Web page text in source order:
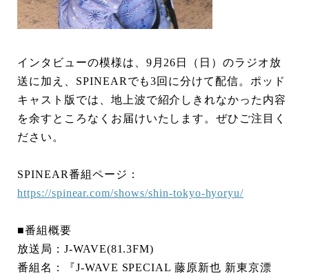
インタビューの模様は、9月26日（日）のラジオ放
送に加え、SPINEARでも3回に分けて配信。ポッド
キャスト版では、地上波で紹介しきれなかった内容
を余すところなくお届けいたします。ぜひご注目く
ださい。
SPINEAR番組ページ：
https://spinear.com/shows/shin-tokyo-hyoryu/
■番組概要
放送局：J-WAVE(81.3FM)
番組名：『J-WAVE SPECIAL 藤原新也 新東京漂